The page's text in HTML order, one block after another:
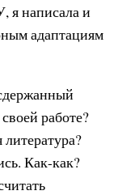
я написала и
адаптациям
работе?
Как-как?